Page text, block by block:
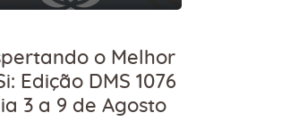
o Melhor
Edição DMS 1076
3 a 9 de Agosto